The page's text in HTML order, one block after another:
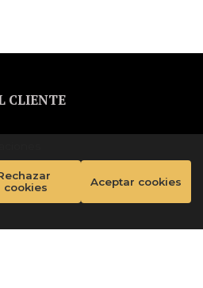
CLIENTE
cookies
Aceptar cookies